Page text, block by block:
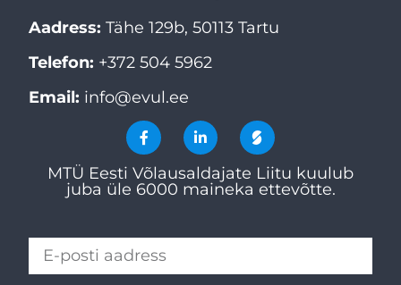
Aadress: Tähe 129b, 50113 Tartu
Telefon: +372 504 5962
Email: info@evul.ee
MTÜ Eesti Võlausaldajate Liitu kuulub
juba üle 6000 maineka ettevõtte.